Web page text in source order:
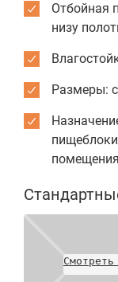
Отбойная
низу
Размеры:
помещения